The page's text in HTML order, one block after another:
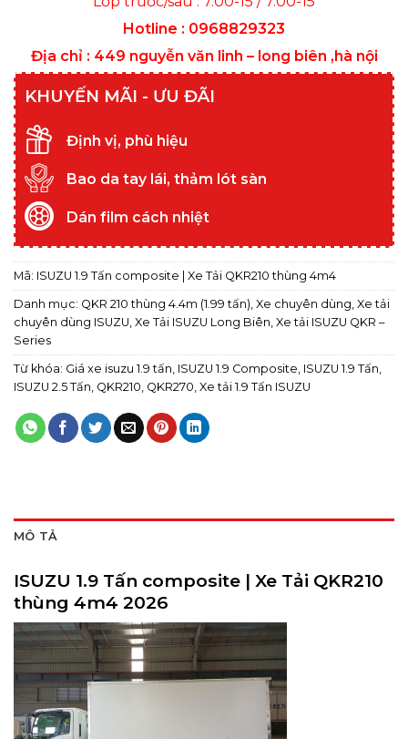
Hotline : 0968829323
Địa chỉ : 449 nguyễn văn linh – long biên ,hà nội
KHUYẾN MÃI - ƯU ĐÃI
Định vị, phù hiệu
Bao da tay lái, thảm lót sàn
Dán film cách nhiệt
Mã: ISUZU 1.9 Tấn composite | Xe Tải QKR210 thùng 4m4
Danh mục: QKR 210 thùng 4.4m (1.99 tấn), Xe chuyên dùng, Xe tải
chuyên dùng ISUZU, Xe Tải ISUZU Long Biên, Xe tải ISUZU QKR –
Series
Từ khóa: Giá xe isuzu 1.9 tấn, ISUZU 1.9 Composite, ISUZU 1.9 Tấn,
ISUZU 2.5 Tấn, QKR210, QKR270, Xe tải 1.9 Tấn ISUZU
MÔ TẢ
ISUZU 1.9 Tấn composite | Xe Tải QKR210
thùng 4m4 2026